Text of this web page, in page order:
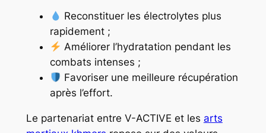
Reconstituer les électrolytes plus
rapidement ;
Améliorer l’hydratation pendant les
combats intenses ;
Favoriser une meilleure récupération
après l’effort.
Le partenariat entre V-ACTIVE et les arts